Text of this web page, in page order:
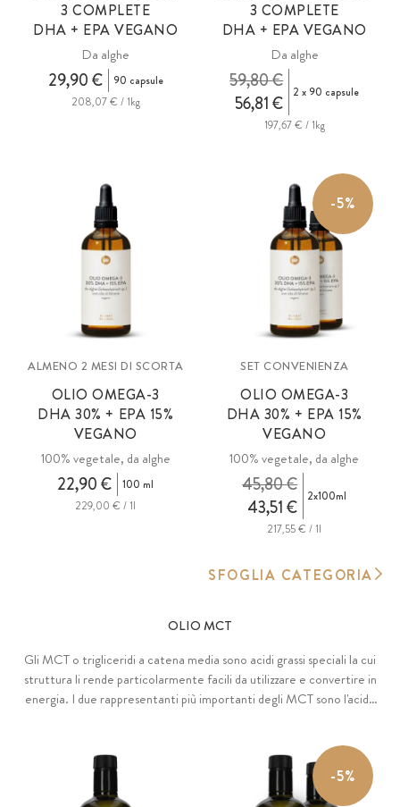
3 COMPLETE
DHA + EPA VEGANO
Da alghe
29,90 €
90 capsule
208,07 € / 1kg
3 COMPLETE
DHA + EPA VEGANO
Da alghe
56,81 €
59,80 € 2 x 90 capsule
197,67 € / 1kg
ALMENO 2 MESI DI SCORTA
OLIO OMEGA-3
DHA 30% + EPA 15%
VEGANO
100% vegetale, da alghe
22,90 €
100 ml
229,00 € / 1l
-5%
SET CONVENIENZA
OLIO OMEGA-3
DHA 30% + EPA 15%
VEGANO
100% vegetale, da alghe
43,51 €
45,80 € 2x100ml
217,55 € / 1l
SFOGLIA CATEGORIA
OLIO MCT
Gli MCT o trigliceridi a catena media sono acidi grassi speciali la cui
struttura li rende particolarmente facili da utilizzare e convertire in
energia. I due rappresentanti più importanti degli MCT sono l'acido
-5%